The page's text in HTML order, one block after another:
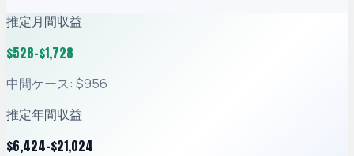
推定月間収益
$528–$1,728
中間ケース: $956
推定年間収益
$6,424–$21,024